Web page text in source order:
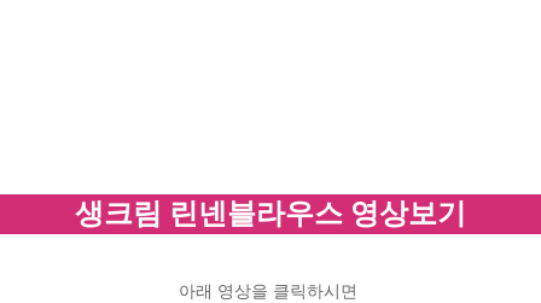
생크림 린넨블라우스 영상보기
아래 영상을 클릭하시면